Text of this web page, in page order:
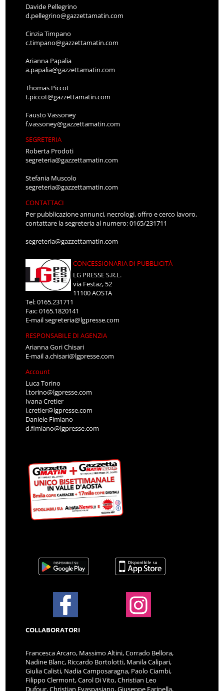
Davide Pellegrino
d.pellegrino@gazzettamatin.com
Cinzia Timpano
c.timpano@gazzettamatin.com
Arianna Papalia
a.papalia@gazzettamatin.com
Thomas Piccot
t.piccot@gazzettamatin.com
Fausto Vassoney
f.vassoney@gazzettamatin.com
SEGRETERIA
Roberta Prodoti
segreteria@gazzettamatin.com
Stefania Muscolo
segreteria@gazzettamatin.com
CONTATTACI
Per pubblicazione annunci, necrologi, offro e cerco lavoro,
contattare la segreteria al numero: 0165/231711
segreteria@gazzettamatin.com
CONCESSIONARIA DI PUBBLICITÀ
LG PRESSE S.R.L.
via Festaz, 52
11100 AOSTA
Tel: 0165.231711
Fax: 0165.1820141
E-mailsegreteria@lgpresse.com
RESPONSABILE DI AGENZIA
Arianna Gori Chisari
E-maila.chisari@lgpresse.com
Account
Luca Torino
l.torino@lgpresse.com
Ivana Cretier
i.cretier@lgpresse.com
Daniele Fimiano
d.fimiano@lgpresse.com
COLLABORATORI
Francesca Arcaro, Massimo Altini, Corrado Bellora,
Nadine Blanc, Riccardo Bortolotti, Manila Calipari,
Giulia Calisti, Nadia Camposaragna, Paolo Ciambi,
Filippo Clermont, Carol Di Vito, Christian Leo
Dufour, Christian Evaspasiano, Giuseppe Farinella,